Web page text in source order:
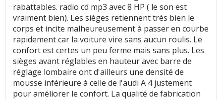
Usure des sièges:1aime
Volume de coffre:10aiment11n'aiment pas
Volume du réservoir :3aiment
Nombre de rangements:7n'aiment pas
rabattables. radio cd mp3 avec 8 HP ( le son est
vraiment bien). Les sièges retiennent très bien le
corps et incite malheureusement à passer en courbe
rapidement car la voiture vire sans aucun roulis. Le
confort est certes un peu ferme mais sans plus. Les
sièges avant réglables en hauteur avec barre de
réglage lombaire ont d'ailleurs une densité de
mousse inférieure à celle de l'audi A 4 justement
pour améliorer le confort. La qualité de fabrication